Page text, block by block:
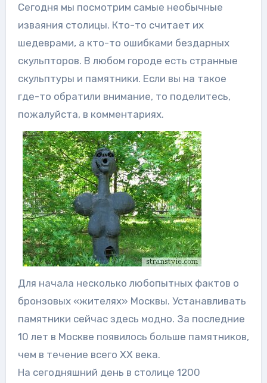
Сегодня мы посмотрим самые необычные
изваяния столицы. Кто-то считает их
шедеврами, а кто-то ошибками бездарных
скульпторов. В любом городе есть странные
скульптуры и памятники. Если вы на такое
где-то обратили внимание, то поделитесь,
пожалуйста, в комментариях.
Для начала несколько любопытных фактов о
бронзовых «жителях» Москвы. Устанавливать
памятники сейчас здесь модно. За последние
10 лет в Москве появилось больше памятников,
чем в течение всего XX века.
На сегодняшний день в столице 1200